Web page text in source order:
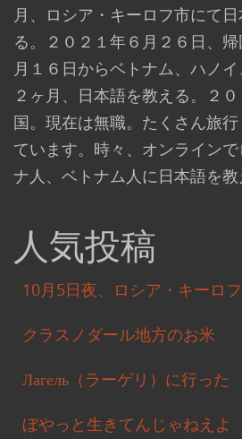
月、ロシア・キーロフ市にて
る。２０２１年６月２６日、
月１６日からベトナム、ハノ
２ヶ月、日本語を教える。２
国。現在は無職。たくさん旅
ています。時々、オンライン
ナ人、ベトナム人に日本語を教
人気投稿
10月5日夜、ロシア・キーロ
クラスノダール地方のお米
Лагель（ラーゲリ）に行った
ぼやっと生きてんじゃねえよ